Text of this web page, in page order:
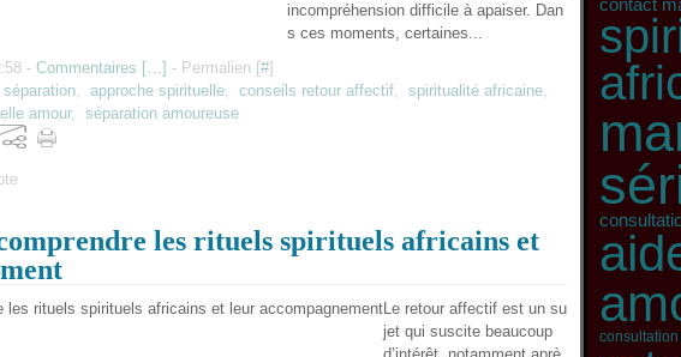
incompréhension difficile à apaiser. Dan
s ces moments, certaines...
- Commentaires […] - Permalien [#]
, approche spirituelle, conseils retour affectif, spiritualité africaine,
amour, séparation amoureuse
les rituels spirituels africains et
Le retour affectif est un su
jet qui suscite beaucoup
contact